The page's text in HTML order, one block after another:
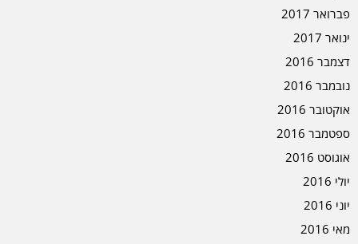
פברואר 2017
ינואר 2017
דצמבר 2016
נובמבר 2016
אוקטובר 2016
ספטמבר 2016
אוגוסט 2016
יולי 2016
יוני 2016
מאי 2016